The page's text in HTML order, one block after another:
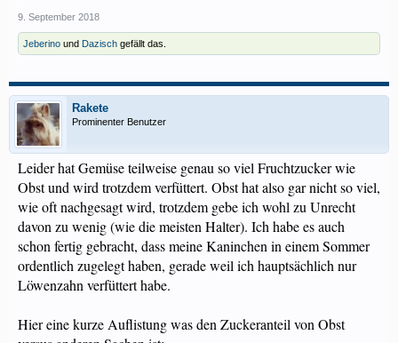
9. September 2018
Jeberino und Dazisch gefällt das.
Rakete
Prominenter Benutzer
Leider hat Gemüse teilweise genau so viel Fruchtzucker wie
Obst und wird trotzdem verfüttert. Obst hat also gar nicht so viel,
wie oft nachgesagt wird, trotzdem gebe ich wohl zu Unrecht
davon zu wenig (wie die meisten Halter). Ich habe es auch
schon fertig gebracht, dass meine Kaninchen in einem Sommer
ordentlich zugelegt haben, gerade weil ich hauptsächlich nur
Löwenzahn verfüttert habe.
Hier eine kurze Auflistung was den Zuckeranteil von Obst